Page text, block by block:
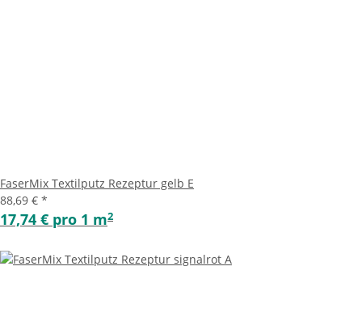
FaserMix Textilputz Rezeptur gelb E
88,69 € *
17,74 € pro 1 m2